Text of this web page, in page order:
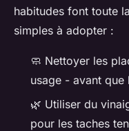
habitudes font toute
simples à adopter :
🧼 Nettoyer les
usage - avant que
🌿 Utiliser du
pour les taches